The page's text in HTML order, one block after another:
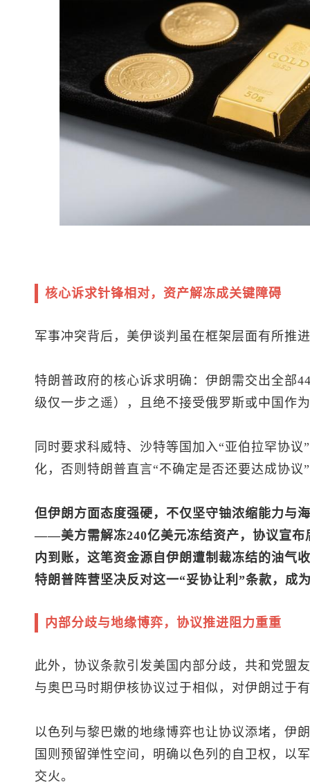
核心诉求针锋相对，资产解冻成关键障碍
军事冲突背后，美伊谈判虽在框架层面有所推
特朗普政府的核心诉求明确：伊朗需交出全部
级仅一步之遥），且绝不接受俄罗斯或中国作
同时要求科威特、沙特等国加入“亚伯拉罕协
化，否则特朗普直言“不确定是否还要达成协议
但伊朗方面态度强硬，不仅坚守铀浓缩能力与
——美方需解冻240亿美元冻结资产，协议宣布
内到账，这笔资金源自伊朗遭制裁冻结的油气
特朗普阵营坚决反对这一“妥协让利”条款，成
内部分歧与地缘博弈，协议推进阻力重重
此外，协议条款引发美国内部分歧，共和党盟
与奥巴马时期伊核协议过于相似，对伊朗过于
以色列与黎巴嫩的地缘博弈也让协议添堵，伊
国则预留弹性空间，明确以色列的自卫权，以
交火。